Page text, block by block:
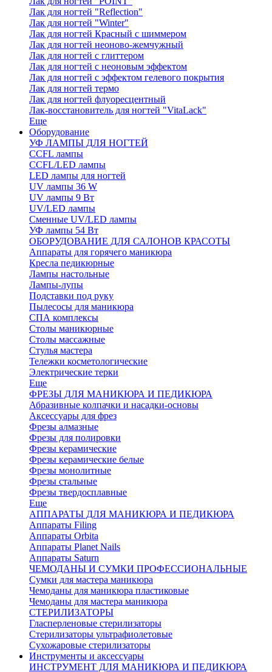
Лак для ногтей "Reflection"
Лак для ногтей "Winter"
Лак для ногтей Красный с шиммером
Лак для ногтей неоново-жемчужный
Лак для ногтей с глиттером
Лак для ногтей с неоновым эффектом
Лак для ногтей с эффектом гелевого покрытия
Лак для ногтей термо
Лак для ногтей флуоресцентный
Лак-восстановитель для ногтей "VitaLack"
Еще
Оборудование
УФ ЛАМПЫ ДЛЯ НОГТЕЙ
CCFL лампы
CCFL/LED лампы
LED лампы для ногтей
UV лампы 36 W
UV лампы 9 Вт
UV/LED лампы
Сменные UV/LED лампы
УФ лампы 54 Вт
ОБОРУДОВАНИЕ ДЛЯ САЛОНОВ КРАСОТЫ
Аппараты для горячего маникюра
Кресла педикюрные
Лампы настольные
Лампы-лупы
Подставки под руку
Пылесосы для маникюра
СПА комплексы
Столы маникюрные
Столы массажные
Стулья мастера
Тележки косметологические
Электрические терки
Еще
ФРЕЗЫ ДЛЯ МАНИКЮРА И ПЕДИКЮРА
Абразивные колпачки и насадки-основы
Аксессуары для фрез
Фрезы алмазные
Фрезы для полировки
Фрезы керамические
Фрезы керамические белые
Фрезы монолитные
Фрезы стальные
Фрезы твердосплавные
Еще
АППАРАТЫ ДЛЯ МАНИКЮРА И ПЕДИКЮРА
Аппараты Filing
Аппараты Orbita
Аппараты Planet Nails
Аппараты Saturn
ЧЕМОДАНЫ И СУМКИ ПРОФЕССИОНАЛЬНЫЕ
Сумки для мастера маникюра
Чемоданы для маникюра пластиковые
Чемоданы для мастера маникюра
СТЕРИЛИЗАТОРЫ
Гласперленовые стерилизаторы
Стерилизаторы ультрафиолетовые
Сухожаровые стерилизаторы
Инструменты и аксессуары
ИНСТРУМЕНТ ДЛЯ МАНИКЮРА И ПЕДИКЮРА